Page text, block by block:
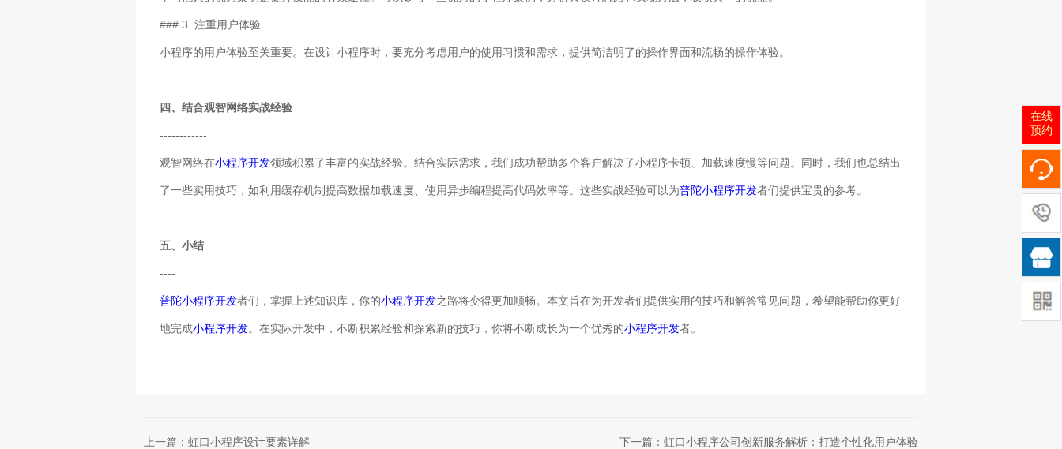
### 3. 注重用户体验
小程序的用户体验至关重要。在设计小程序时，要充分考虑用户的使用习惯和需求，提供简洁明了的操作界面和流畅的操作体验。
四、结合观智网络实战经验
------------
观智网络在小程序开发领域积累了丰富的实战经验。结合实际需求，我们成功帮助多个客户解决了小程序卡顿、加载速度慢等问题。同时，我们也总结出
了一些实用技巧，如利用缓存机制提高数据加载速度、使用异步编程提高代码效率等。这些实战经验可以为普陀小程序开发者们提供宝贵的参考。
五、小结
----
普陀小程序开发者们，掌握上述知识库，你的小程序开发之路将变得更加顺畅。本文旨在为开发者们提供实用的技巧和解答常见问题，希望能帮助你更好
地完成小程序开发。在实际开发中，不断积累经验和探索新的技巧，你将不断成长为一个优秀的小程序开发者。
上一篇：虹口小程序设计要素详解 下一篇：虹口小程序公司创新服务解析：打造个性化用户体验
在线
预约
